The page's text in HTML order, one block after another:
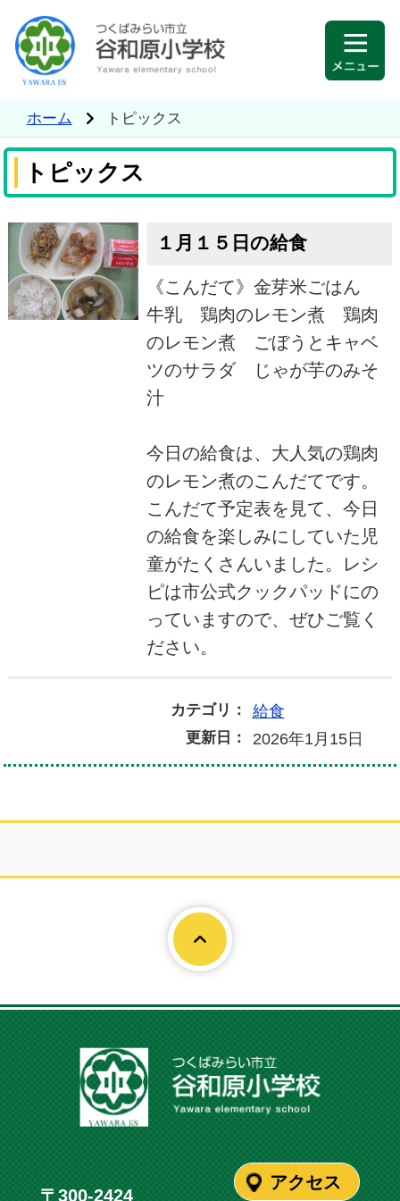
ホーム トピックス
トピックス
１月１５日の給食
《こんだて》金芽米ごはん
牛乳 鶏肉のレモン煮 鶏肉
のレモン煮 ごぼうとキャベ
ツのサラダ じゃが芋のみそ
汁
今日の給食は、大人気の鶏肉
のレモン煮のこんだてです。
こんだて予定表を見て、今日
の給食を楽しみにしていた児
童がたくさんいました。レシ
ピは市公式クックパッドにの
っていますので、ぜひご覧く
ださい。
カテゴリ： 給食
更新日： 2026年1月15日
〒300-2424
アクセス